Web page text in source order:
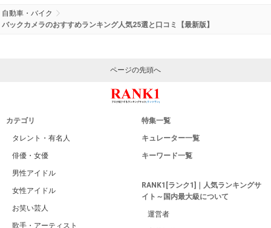
自動車・バイク
バックカメラのおすすめランキング人気25選と口コミ【最新版】
ページの先頭へ
カテゴリ
タレント・有名人
俳優・女優
男性アイドル
女性アイドル
お笑い芸人
歌手・アーティスト
特集一覧
キュレーター一覧
キーワード一覧
RANK1[ランク1]｜人気ランキングサ
イト～国内最大級について
運営者